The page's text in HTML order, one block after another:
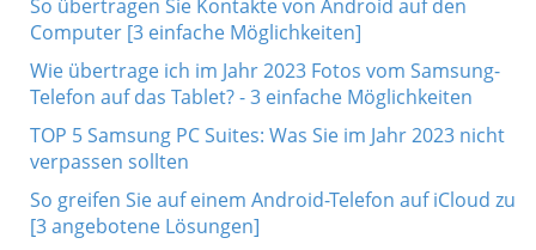
So übertragen Sie Kontakte von Android auf den
Computer [3 einfache Möglichkeiten]
Wie übertrage ich im Jahr 2023 Fotos vom Samsung-
Telefon auf das Tablet? - 3 einfache Möglichkeiten
TOP 5 Samsung PC Suites: Was Sie im Jahr 2023 nicht
verpassen sollten
So greifen Sie auf einem Android-Telefon auf iCloud zu
[3 angebotene Lösungen]